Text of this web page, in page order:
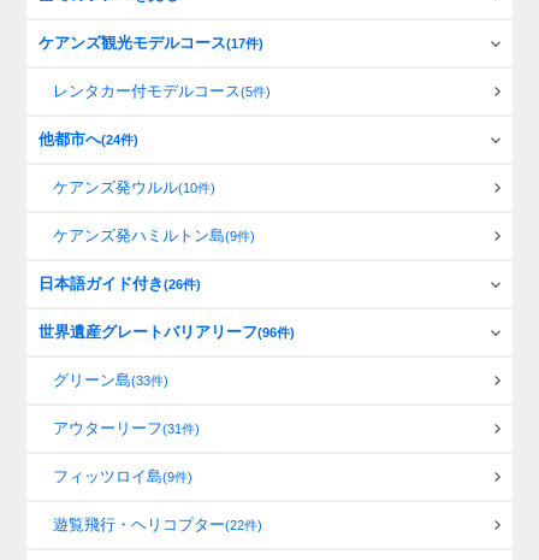
ケアンズ観光モデルコース(17件)
レンタカー付モデルコース(5件)
他都市へ(24件)
ケアンズ発ウルル(10件)
ケアンズ発ハミルトン島(9件)
日本語ガイド付き(26件)
世界遺産グレートバリアリーフ(96件)
グリーン島(33件)
アウターリーフ(31件)
フィッツロイ島(9件)
遊覧飛行・ヘリコプター(22件)